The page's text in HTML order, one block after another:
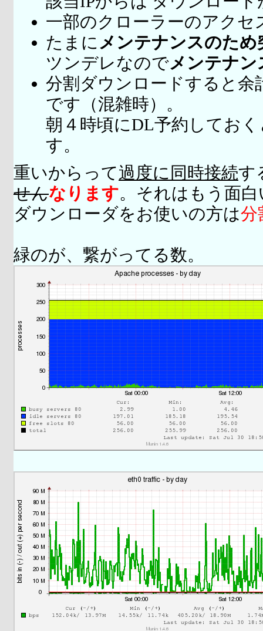
一部のクローラーのアクセ
たまに メンテナンスのため
ツンデレなのでメンテナ
分割ダウンロードすると余
です（混雑時）。
朝４時頃にDL予約してお
す。
重いからって過度に同時接続す
せんなります。それはもう面
ダウンローダをお使いの方は分
緑のが、繋がってる数。